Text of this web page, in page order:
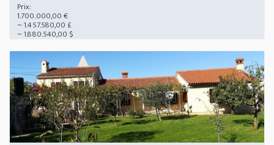
Prix:
1.700.000,00 €
~ 1.457.580,00 £
~ 1.880.540,00 $